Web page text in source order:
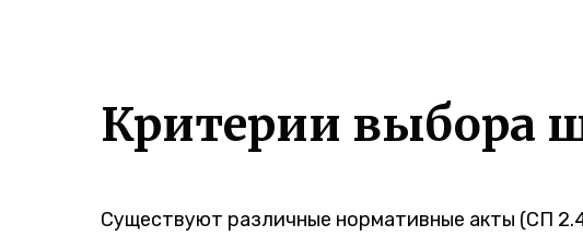
Критерии выбора
Существуют различные нормативные акты (СП